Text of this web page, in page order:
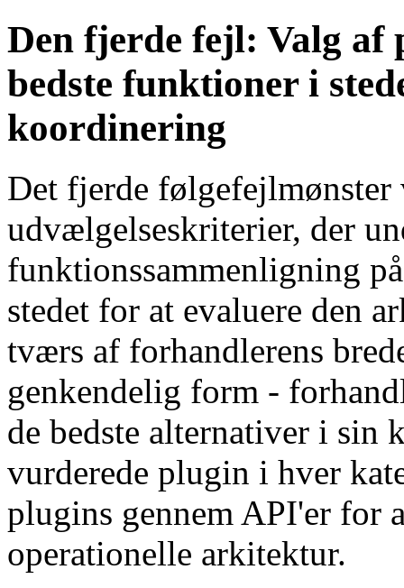
Den fjerde fejl: Valg af
bedste funktioner i
koordinering
Det fjerde
udvælgelseskriterier, der
funktionssammenligning
stedet for at evaluere den
tværs af forhandlerens
genkendelig form -
de bedste alternativer i sin
vurderede plugin i hver
plugins gennem API'er for
operationelle arkitektur.